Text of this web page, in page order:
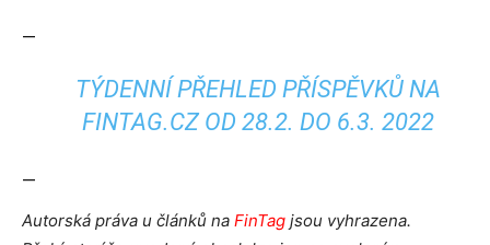
—
TÝDENNÍ PŘEHLED PŘÍSPĚVKŮ NA
FINTAG.CZ OD 28.2. DO 6.3. 2022
—
Autorská práva u článků na FinTag jsou vyhrazena.